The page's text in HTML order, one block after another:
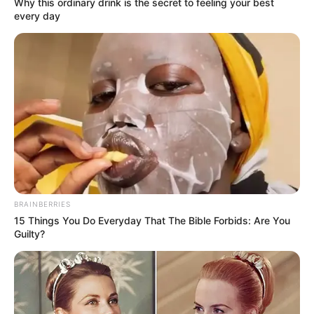
(foto: twitter/akashamcnamara)
Biodata & Profil
Nama Lengkap: Akasha McNamara
Nama Panggung: AkashaMcNamara
Nama Panggilan: Akasha
Tempat, Tanggal Lahir: Amerika Serikat, 1997
Kewarganegaraan: Amerika Serikat
Agama: –
Profesi: Model, Selebgram, Bintang OnlyFans
Why this ordinary drink is the secret to feeling your best
every day
BRAINBERRIES
15 Things You Do Everyday That The Bible Forbids: Are You
Guilty?